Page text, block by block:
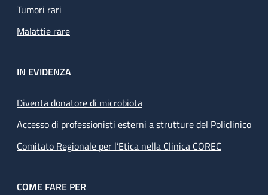
Tumori rari
Malattie rare
IN EVIDENZA
Diventa donatore di microbiota
Accesso di professionisti esterni a strutture del Policlinico
Comitato Regionale per l’Etica nella Clinica COREC
COME FARE PER